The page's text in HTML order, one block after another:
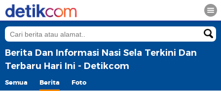
Berita Dan Informasi Nasi Sela Terkini Dan
Terbaru Hari Ini - Detikcom
Semua Berita Foto